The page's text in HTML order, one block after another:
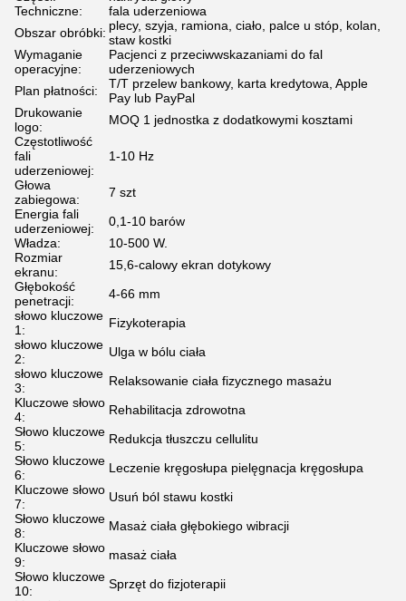
Techniczne:
fala uderzeniowa
Obszar obróbki: plecy, szyja, ramiona, ciało, palce u stóp, kolan,
staw kostki
Wymaganie
operacyjne:
Pacjenci z przeciwwskazaniami do fal
uderzeniowych
Plan płatności:
T/T przelew bankowy, karta kredytowa, Apple
Pay lub PayPal
Drukowanie
logo:
MOQ 1 jednostka z dodatkowymi kosztami
Częstotliwość
fali
uderzeniowej:
1-10 Hz
Głowa
zabiegowa:
7 szt
Energia fali
uderzeniowej:
0,1-10 barów
Władza:
10-500 W.
Rozmiar
ekranu:
15,6-calowy ekran dotykowy
Głębokość
penetracji:
4-66 mm
słowo kluczowe
1:
Fizykoterapia
słowo kluczowe
2:
Ulga w bólu ciała
słowo kluczowe
3:
Relaksowanie ciała fizycznego masażu
Kluczowe słowo
4:
Rehabilitacja zdrowotna
Słowo kluczowe
5:
Redukcja tłuszczu cellulitu
Słowo kluczowe
6:
Leczenie kręgosłupa pielęgnacja kręgosłupa
Kluczowe słowo
7:
Usuń ból stawu kostki
Słowo kluczowe
8:
Masaż ciała głębokiego wibracji
Kluczowe słowo
9:
masaż ciała
Słowo kluczowe
10:
Sprzęt do fizjoterapii